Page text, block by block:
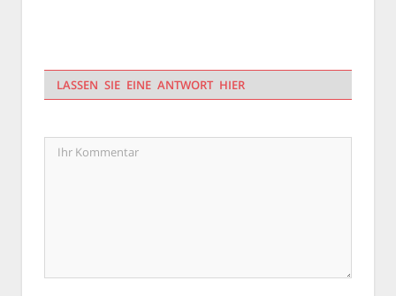
LASSEN SIE EINE ANTWORT HIER